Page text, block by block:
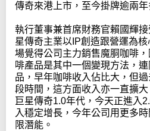
傳奇來港上市，至今掛牌逾兩年
執行董事兼首席財務官賴國輝
星傳奇主業以IP創造跟營運為
場覺得公司主力銷售魔胴咖啡
啡產品是其中一個變現方法，
品，早年咖啡收入佔比大，但
段時間，這方面收入亦一直擴
巨星傳奇1.0年代，今天正進入
入穩定增長，今年公司用更多
限潛能。